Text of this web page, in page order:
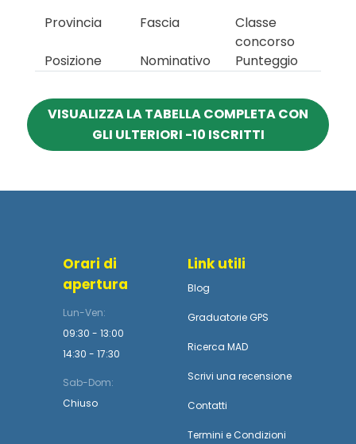
Provincia
Fascia
Classe
concorso
Posizione
Nominativo Punteggio
VISUALIZZA LA TABELLA COMPLETA CON
GLI ULTERIORI -10 ISCRITTI
Orari di
apertura
Lun-Ven:
09:30 - 13:00
14:30 - 17:30
Sab-Dom:
Chiuso
Link utili
Blog
Graduatorie GPS
Ricerca MAD
Scrivi una recensione
Contatti
Termini e Condizioni